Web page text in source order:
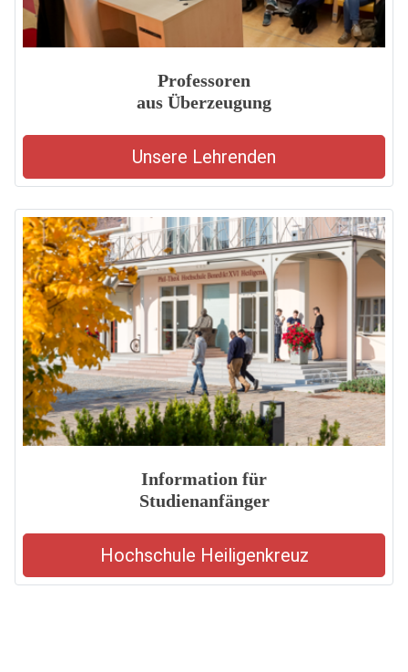
Professoren
aus Überzeugung
Unsere Lehrenden
Information für
Studienanfänger
Hochschule Heiligenkreuz